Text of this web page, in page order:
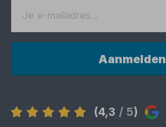
Aanmelden
(4,3 / 5)